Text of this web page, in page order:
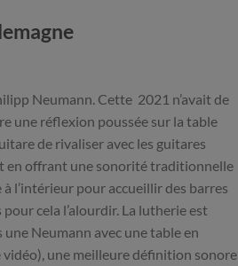
Neumann. Cette 2021 n’avait de
une réflexion poussée sur la table
de rivaliser avec les guitares
en offrant une sonorité traditionnelle
l’intérieur pour accueillir des barres
cela l’alourdir. La lutherie est
Neumann avec une table en
une meilleure définition sonore